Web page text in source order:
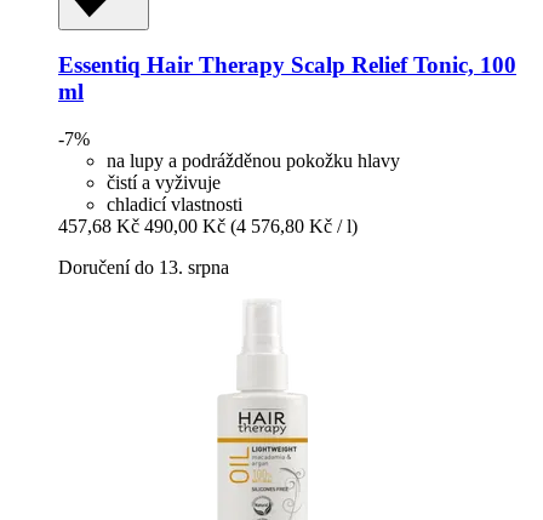
Essentiq Hair Therapy Scalp Relief Tonic, 100
ml
-7%
na lupy a podrážděnou pokožku hlavy
čistí a vyživuje
chladicí vlastnosti
457,68 Kč 490,00 Kč (4 576,80 Kč / l)
Doručení do 13. srpna